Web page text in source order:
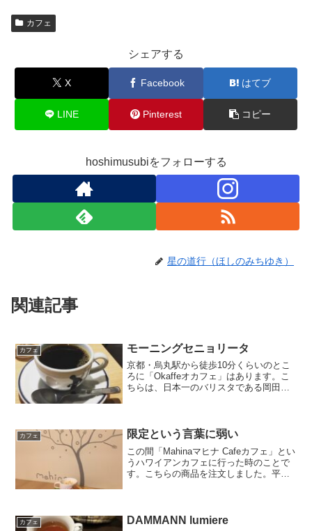
カフェ
シェアする
X Facebook はてブ
LINE Pinterest コピー
hoshimusubiをフォローする
星の道行（ほしのみちゆき）
関連記事
カフェ モーニングセニョリータ
京都・烏丸駅から徒歩10分くらいのとこ
ろに「Okaffeオカフェ」はあります。こ
ちらは、日本一のバリスタである岡田章
セニョリータ（...
カフェ 限定という言葉に弱い
この間「Mahinaマヒナ Cafeカフェ」とい
うハワイアンカフェに行った時のことで
す。こちらの商品を注文しました。平日
リカ）冷...
カフェ DAMMANN lumiere